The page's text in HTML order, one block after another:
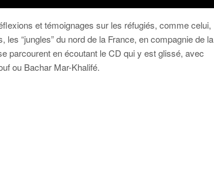
et témoignages sur les réfugiés, comme celui,
“jungles” du nord de la France, en compagnie de la
parcourent en écoutant le CD qui y est glissé, avec
ou Bachar Mar-Khalifé.